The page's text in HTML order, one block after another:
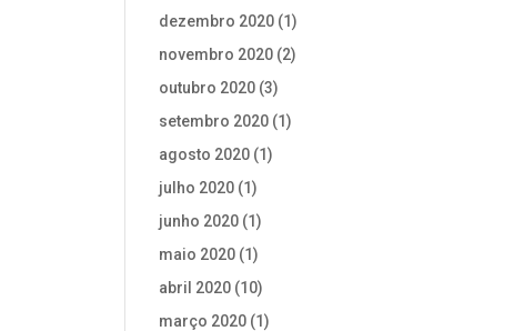
dezembro 2020 (1)
novembro 2020 (2)
outubro 2020 (3)
setembro 2020 (1)
agosto 2020 (1)
julho 2020 (1)
junho 2020 (1)
maio 2020 (1)
abril 2020 (10)
março 2020 (1)